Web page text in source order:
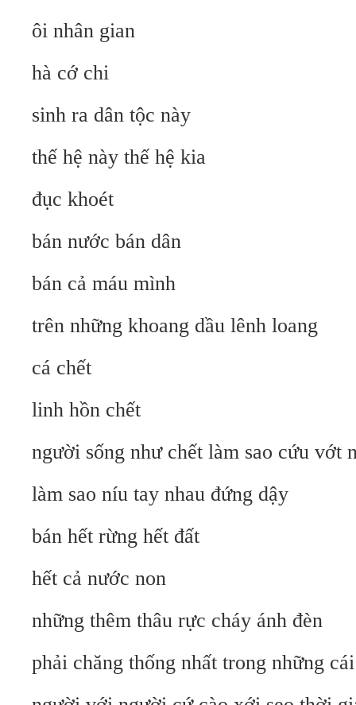
ôi nhân gian
hà cớ chi
sinh ra dân tộc này
thế hệ này thế hệ kia
đục khoét
bán nước bán dân
bán cả máu mình
trên những khoang dầu lênh loang
cá chết
linh hồn chết
người sống như chết làm sao cứu vớt
làm sao níu tay nhau đứng dậy
bán hết rừng hết đất
hết cả nước non
những thêm thâu rực cháy ánh đèn
phải chăng thống nhất trong những